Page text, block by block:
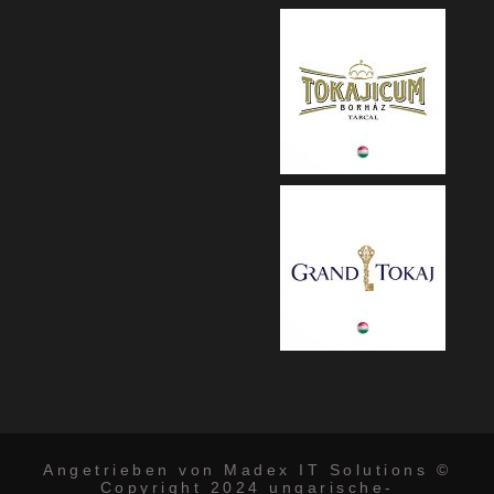
Angetrieben von Madex IT Solutions ©
Copyright 2024 ungarische-